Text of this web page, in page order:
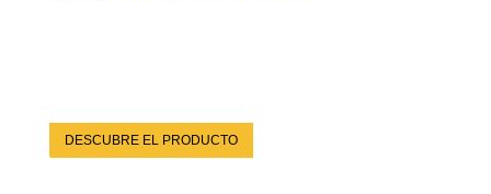
DESCUBRE EL PRODUCTO